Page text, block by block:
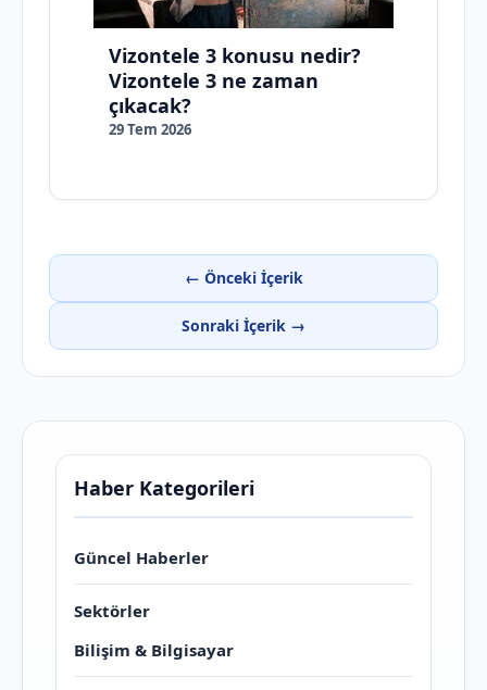
Vizontele 3 konusu nedir?
Vizontele 3 ne zaman
çıkacak?
29 Tem 2026
← Önceki İçerik
Sonraki İçerik →
Haber Kategorileri
Güncel Haberler
Sektörler
Bilişim & Bilgisayar